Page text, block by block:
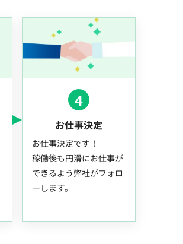
4
お仕事決定
お仕事決定です！
稼働後も円滑にお仕事が
できるよう弊社がフォロ
ーします。